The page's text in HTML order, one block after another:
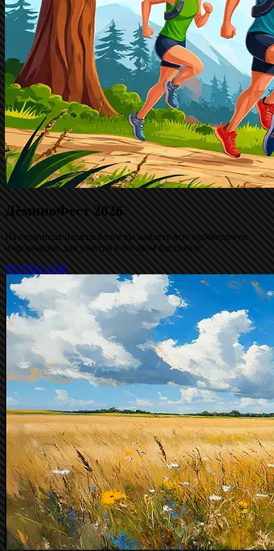
ДёминоФест 2026
На страницах нашего блога вы найдёте всю необходимую
информацию для участия в беговом фестивале.
РЕЗУЛЬТАТЫ!